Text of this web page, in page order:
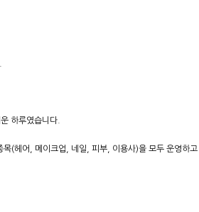
하루였습니다.
(헤어, 메이크업, 네일, 피부, 이용사)을 모두 운영하